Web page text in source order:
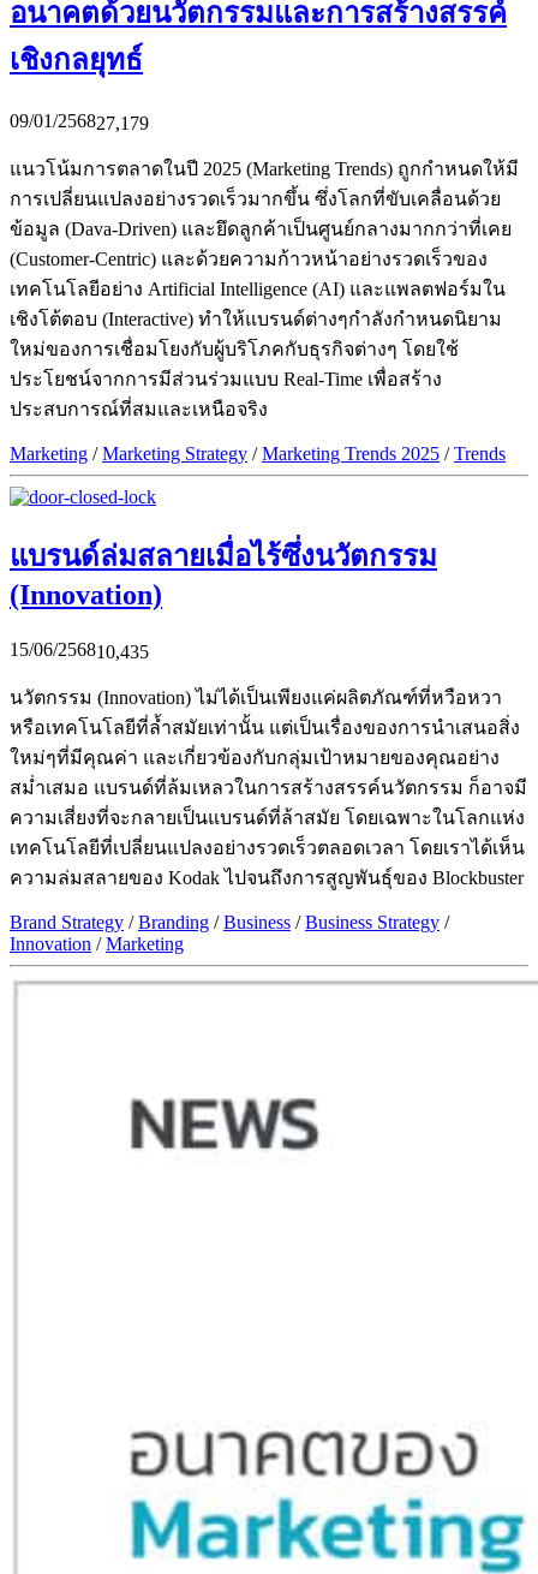
อนาคตด้วยนวัตกรรมและการสร้างสรรค์
เชิงกลยุทธ์
09/01/256827,179
แนวโน้มการตลาดในปี 2025 (Marketing Trends) ถูกกำหนดให้มี
การเปลี่ยนแปลงอย่างรวดเร็วมากขึ้น ซึ่งโลกที่ขับเคลื่อนด้วย
ข้อมูล (Dava-Driven) และยึดลูกค้าเป็นศูนย์กลางมากกว่าที่เคย
(Customer-Centric) และด้วยความก้าวหน้าอย่างรวดเร็วของ
เทคโนโลยีอย่าง Artificial Intelligence (AI) และแพลตฟอร์มใน
เชิงโต้ตอบ (Interactive) ทำให้แบรนด์ต่างๆกำลังกำหนดนิยาม
ใหม่ของการเชื่อมโยงกับผู้บริโภคกับธุรกิจต่างๆ โดยใช้
ประโยชน์จากการมีส่วนร่วมแบบ Real-Time เพื่อสร้าง
ประสบการณ์ที่สมและเหนือจริง
Marketing /Marketing Strategy /Marketing Trends 2025 /Trends
แบรนด์ล่มสลายเมื่อไร้ซึ่งนวัตกรรม
(Innovation)
15/06/256810,435
นวัตกรรม (Innovation) ไม่ได้เป็นเพียงแค่ผลิตภัณฑ์ที่หวือหวา
หรือเทคโนโลยีที่ล้ำสมัยเท่านั้น แต่เป็นเรื่องของการนำเสนอสิ่ง
ใหม่ๆที่มีคุณค่า และเกี่ยวข้องกับกลุ่มเป้าหมายของคุณอย่าง
สม่ำเสมอ แบรนด์ที่ล้มเหลวในการสร้างสรรค์นวัตกรรม ก็อาจมี
ความเสี่ยงที่จะกลายเป็นแบรนด์ที่ล้าสมัย โดยเฉพาะในโลกแห่ง
เทคโนโลยีที่เปลี่ยนแปลงอย่างรวดเร็วตลอดเวลา โดยเราได้เห็น
ความล่มสลายของ Kodak ไปจนถึงการสูญพันธุ์ของ Blockbuster
Brand Strategy /Branding /Business /Business Strategy /
Innovation /Marketing